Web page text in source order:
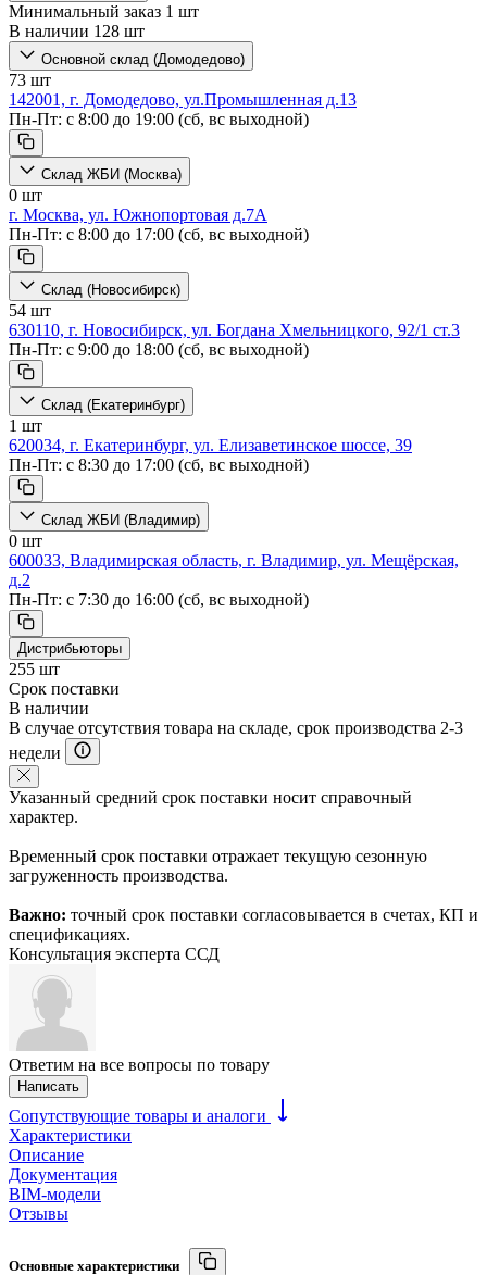
Минимальный заказ 1 шт
В наличии 128 шт
Основной склад (Домодедово)
73 шт
142001, г. Домодедово, ул.Промышленная д.13
Пн-Пт: с 8:00 до 19:00 (сб, вс выходной)
Склад ЖБИ (Москва)
0 шт
г. Москва, ул. Южнопортовая д.7А
Пн-Пт: с 8:00 до 17:00 (сб, вс выходной)
Склад (Новосибирск)
54 шт
630110, г. Новосибирск, ул. Богдана Хмельницкого, 92/1 ст.3
Пн-Пт: с 9:00 до 18:00 (сб, вс выходной)
Склад (Екатеринбург)
1 шт
620034, г. Екатеринбург, ул. Елизаветинское шоссе, 39
Пн-Пт: с 8:30 до 17:00 (сб, вс выходной)
Склад ЖБИ (Владимир)
0 шт
600033, Владимирская область, г. Владимир, ул. Мещёрская,
д.2
Пн-Пт: с 7:30 до 16:00 (сб, вс выходной)
Дистрибьюторы
255 шт
Срок поставки
В наличии
В случае отсутствия товара на складе, срок производства 2-3
недели
Указанный средний срок поставки носит справочный
характер.
Временный срок поставки отражает текущую сезонную
загруженность производства.
Важно: точный срок поставки согласовывается в счетах, КП и
спецификациях.
Консультация эксперта ССД
Ответим на все вопросы по товару
Написать
Сопутствующие товары и аналоги
Характеристики
Описание
Документация
BIM-модели
Отзывы
Основные характеристики